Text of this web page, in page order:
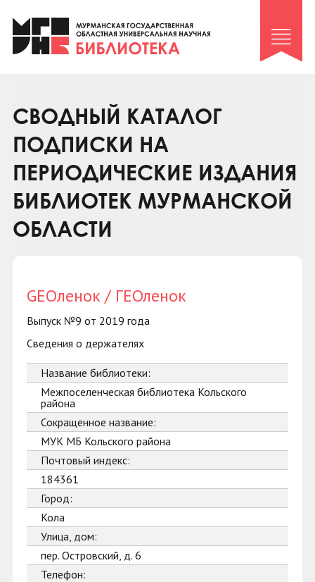
Клуб «Гиря и сельдерей»
Клуб «Семейный архив»
Коллегам
Контакты
СВОДНЫЙ КАТАЛОГ
ПОДПИСКИ НА
ПЕРИОДИЧЕСКИЕ ИЗДАНИЯ
БИБЛИОТЕК МУРМАНСКОЙ
ОБЛАСТИ
GEOленок / ГЕОленок
Выпуск №9 от 2019 года
Сведения о держателях
Название библиотеки:
Межпоселенческая библиотека Кольского
района
Сокращенное название:
МУК МБ Кольского района
Почтовый индекс:
184361
Город:
Кола
Улица, дом:
пер. Островский, д. 6
Телефон: